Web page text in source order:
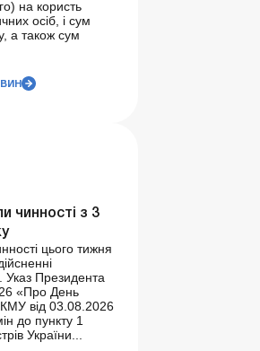
на користь
осіб, і сум
а також сум
чинності з 3
цього тижня
Указ Президента
«Про День
від 03.08.2026
до пункту 1
України...